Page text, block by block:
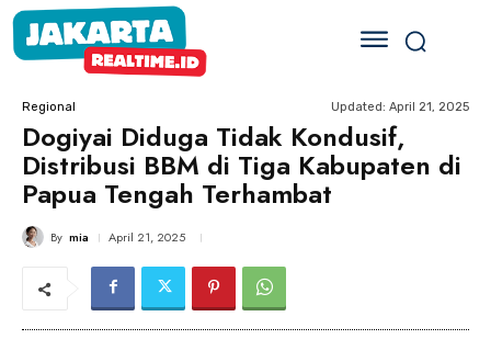
Regional Updated: April 21, 2025
Dogiyai Diduga Tidak Kondusif,
Distribusi BBM di Tiga Kabupaten di
Papua Tengah Terhambat
By mia April 21, 2025